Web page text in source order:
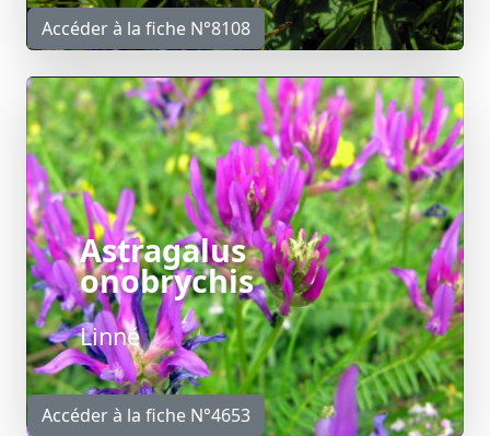
Accéder à la fiche N°8108
Astragalus
onobrychis
Linné
Accéder à la fiche N°4653